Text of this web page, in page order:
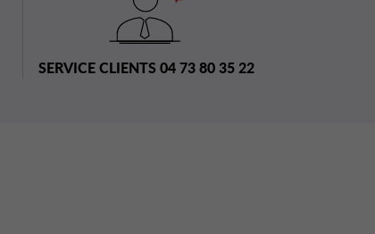
SERVICE CLIENTS 04 73 80 35 22